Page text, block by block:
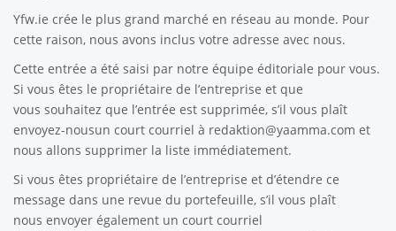
Yfw.ie crée le plus grand marché en réseau au monde. Pour
cette raison, nous avons inclus votre adresse avec nous.
Cette entrée a été saisi par notre équipe éditoriale pour vous.
Si vous êtes le propriétaire de l’entreprise et que
vous souhaitez que l’entrée est supprimée, s’il vous plaît
envoyez-nousun court courriel à redaktion@yaamma.com et
nous allons supprimer la liste immédiatement.
Si vous êtes propriétaire de l’entreprise et d’étendre ce
message dans une revue du portefeuille, s’il vous plaît
nous envoyer également un court courriel